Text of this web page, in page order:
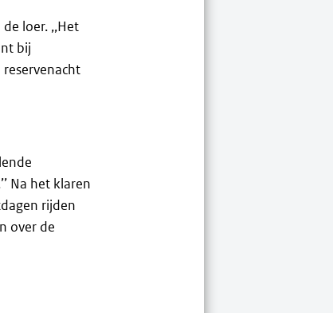
loer. ,,Het
bij
Na het klaren
rijden
over de